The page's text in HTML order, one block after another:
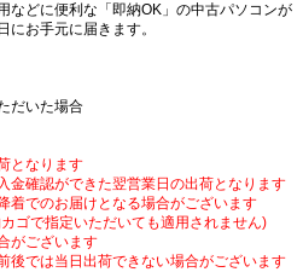
などに便利な「即納OK」の中古パソコンが
お手元に届きます。
だいた場合
となります
確認ができた翌営業日の出荷となります
着でのお届けとなる場合がございます
ゴで指定いただいても適用されません)
がございます
では当日出荷できない場合がございます